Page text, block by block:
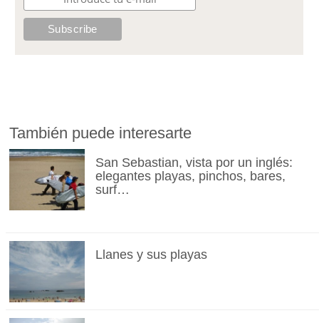
También puede interesarte
San Sebastian, vista por un inglés:
elegantes playas, pinchos, bares,
surf…
Llanes y sus playas